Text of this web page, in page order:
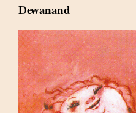
Dewanand